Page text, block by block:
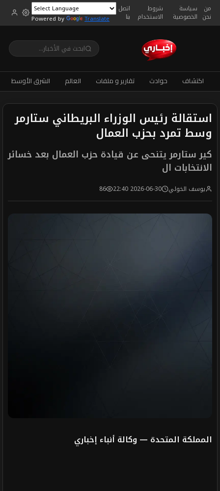
من
نحن
سياسة
الخصوصية
شروط
الاستخدام
اتصل
بنا Powered by Translate
اكتشاف حوادث تقارير و ملفات العالم الشرق الأوسط
استقالة رئيس الوزراء البريطاني ستارمر
وسط تمرد بحزب العمال
كير ستارمر يتنحى عن قيادة حزب العمال بعد خسائر
الانتخابات ال
يوسف الخولي 2026-06-30 22:40
86
المملكة المتحدة — وكالة أنباء إخباري